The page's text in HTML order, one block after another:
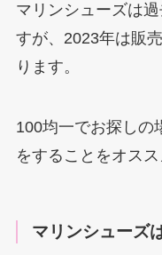
マリンシューズは
すが、2023年は販
ります。
100均一でお探しの
をすることをオスス
マリンシューズ